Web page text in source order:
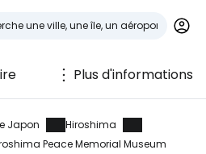
Plus d'informations
Japon
Hiroshima
Peace Memorial Museum
à